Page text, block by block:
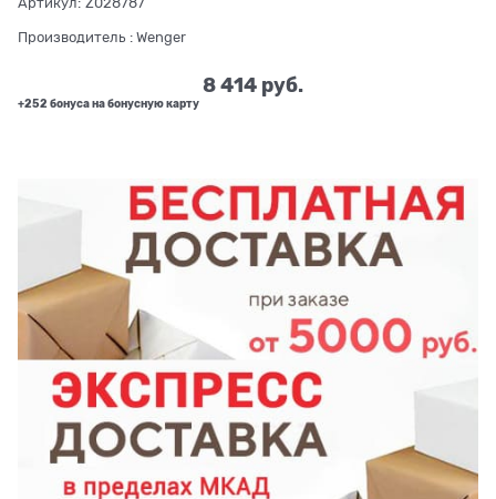
Производитель : Wenger
8 414 руб.
+252 бонуса на бонусную карту